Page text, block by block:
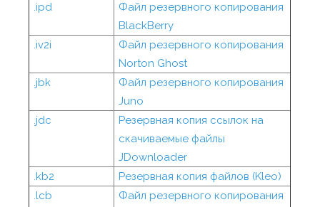
.ipd
Файл резервного копирования
BlackBerry
.iv2i
Файл резервного копирования
Norton Ghost
.jbk
Файл резервного копирования
Juno
.jdc
Резервная копия ссылок на
скачиваемые файлы
JDownloader
.kb2
Резервная копия файлов (Kleo)
.lcb
Файл резервного копирования